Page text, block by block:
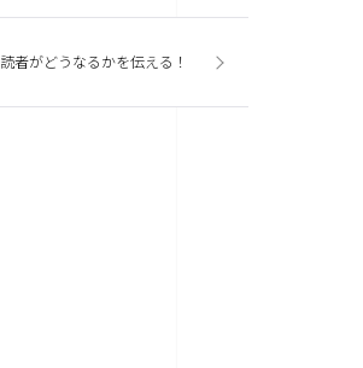
読者がどうなるかを伝える！